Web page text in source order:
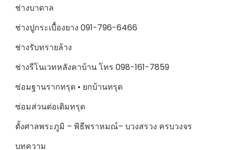
ช่างบาดาล
ช่างปูกระเบื้องยาง 091-796-6466
ช่างรับทรายล้าง
ช่างรีโนเวทหลังคาบ้าน โทร 098-161-7859
ซ่อมฐานรากทรุด • ยกบ้านทรุด
ซ่อมส่วนต่อเติมทรุด
ตั้งศาลพระภูมิ – พิธีพราหมณ์– บวงสรวง ครบวงจร
บทความ